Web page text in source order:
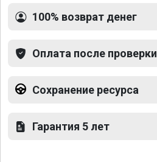
100% возврат денег
Оплата после проверки
Сохранение ресурса
Гарантия 5 лет